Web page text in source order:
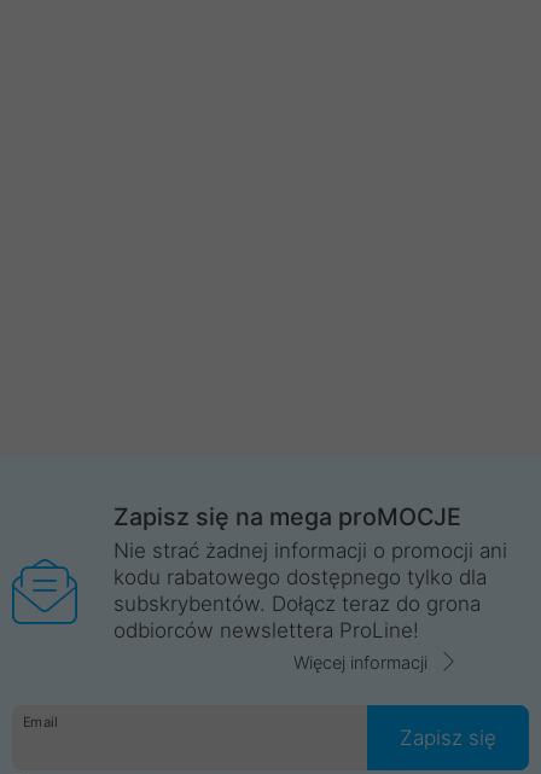
Zapisz się na mega proMOCJE
Nie strać żadnej informacji o promocji ani
kodu rabatowego dostępnego tylko dla
subskrybentów. Dołącz teraz do grona
odbiorców newslettera ProLine!
Więcej informacji
Email
Zapisz się